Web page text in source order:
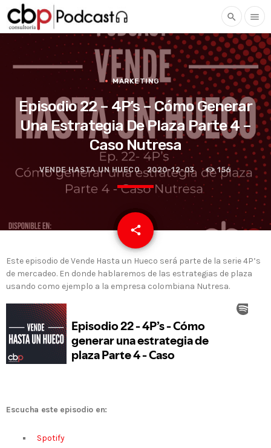
search menu
MARKETING
Episodio 22 – 4P’s – Cómo Generar
Una Estrategia De Plaza Parte 4 –
Caso Nutresa
VENDE HASTA UN HUECO 2020-12-03 156
share
email
Este episodio de Vende Hasta un Hueco será parte de la serie 4P’s
de mercadeo. En donde hablaremos de las estrategias de plaza
usando como ejemplo a la empresa colombiana Nutresa.
Escucha este episodio en:
Spotify